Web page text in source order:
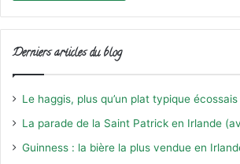
Derniers articles du blog
Le haggis, plus qu’un plat typique écossais
La parade de la Saint Patrick en Irlande
Guinness : la bière la plus vendue en